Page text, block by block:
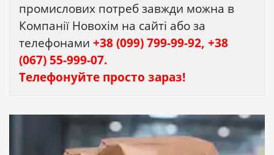
промислових потреб завжди можна в
Компанії Новохім на сайті або за
телефонами +38 (099) 799-99-92, +38
(067) 55-999-07.
Телефонуйте просто зараз!